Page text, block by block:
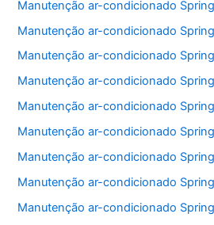
Manutenção ar-condicionado
Manutenção ar-condicionado
Manutenção ar-condicionado
Manutenção ar-condicionado
Manutenção ar-condicionado
Manutenção ar-condicionado
Manutenção ar-condicionado
Manutenção ar-condicionado
Manutenção ar-condicionado